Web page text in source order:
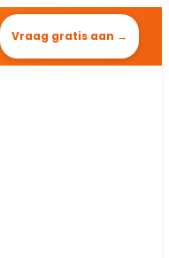
Vraag gratis aan →